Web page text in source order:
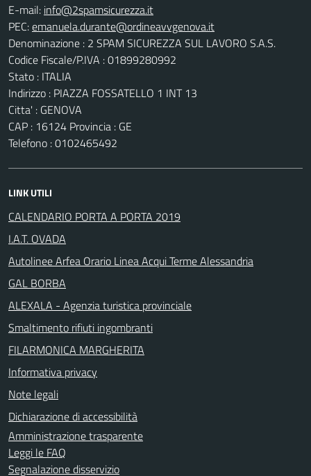
E-mail:
PEC:
Denominazione : 2 SPAM SICUREZZA SUL LAVORO S.A.S.
Codice Fiscale/P.IVA : 01899280992
Stato : ITALIA
Indirizzo : PIAZZA FOSSATELLO 1 INT 13
Citta' : GENOVA
CAP : 16124 Provincia : GE
Telefono : 0102465492
LINK UTILI
CALENDARIO PORTA A PORTA 2019
I.A.T. OVADA
Autolinee Arfea Orario Linea Acqui Terme Alessandria
GAL BORBA
ALEXALA - Agenzia turistica provinciale
Smaltimento rifiuti ingombranti
FILARMONICA MARGHERITA
Informativa privacy
Note legali
Dichiarazione di accessibilità
Amministrazione trasparente
Leggi le FAQ
Segnalazione disservizio